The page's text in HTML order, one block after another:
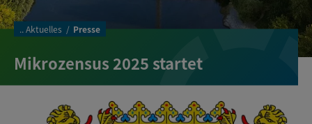
.. Aktuelles Presse
Mikrozensus 2025 startet